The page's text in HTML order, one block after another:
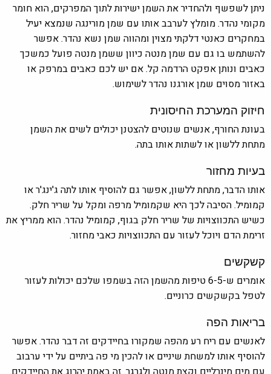
ניתן לשפשף ולהחדיר את השמן ישירות לתוך המפרקים, הוא חומר
מקומי נהדר. מומלץ לערבב אותו עם שמן מורינגה שנמצא יעיל
במחקרים כאנטי דלקתי מצוין ומהווה שמן נשא נהדר. אפשר
להשתמש בו גם עם שמן מנטה כיוון ששמן מנטה פועל כמשכך
כאבים ונותן אפקט הרדמה קל. אם יש לכם כאבים במרפק או
באזור מסוים שמן אורגנו נהדר לשימוש.
חיזוק המערכת החיסונית
בעונת החורף, אנשים שנוטים להצטנן יכולים לשים את השמן
מתחת ללשון או לשתות אותו בתה.
בעיות מחזור
אותו הדבר, מתחת ללשון, אפשר גם להוסיף אותו לתה ג'ינג'ר או
קמומיל. הסיבה לכך היא שקמומיל מרפה ומקל על שריר חלק.
כשיש התכווצויות של שריר חלק בגוף, קמומיל נהדר. הוא ממריץ את
זרימת הדם ויוכל לעזור עם התכווצויות כאבי מחזור.
קשקשים
אומרים ש-6-5 טיפות מהשמן הזה בשמפו שלכם יכולות לעזור
לטפל בקשקשים כרוניים.
בריאות הפה
לאנשים עם ריח רע מהפה שמקורו בחיידקים זה דבר נהדר. אפשר
להוסיף אותו למשחת שיניים או להכין מי פה ביתיים על ידי ערבוב